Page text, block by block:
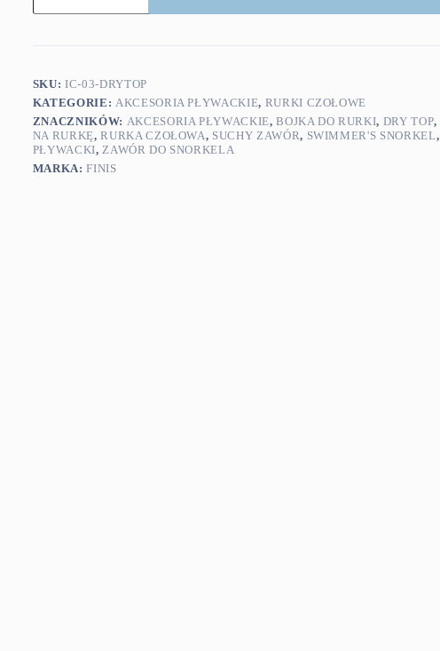
zawór
Dry
Top
SKU:IC-03-DRYTOP
KATEGORIE: AKCESORIA PŁYWACKIE, RURKI CZOŁOWE
ZNACZNIKÓW: AKCESORIA PŁYWACKIE,BOJKA DO RURKI, DRY TOP,
NA RURKĘ,RURKA CZOŁOWA, SUCHY ZAWÓR, SWIMMER'S SNORKEL,
PŁYWACKI,ZAWÓR DO SNORKELA
MARKA:FINIS